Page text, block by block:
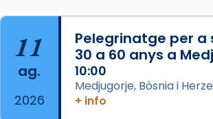
Aquest dilluns, 27 de juliol, ha
missa d’acció de gràcies en
comitè organitzador de la
del Sant Pare Lleó XIV a
col·laboradors, a la Catedral de
11
ag.
2026
Pelegrinatge per a
30 a 60 anys a
10:00
Medjugorje, Bòsnia i
+ info